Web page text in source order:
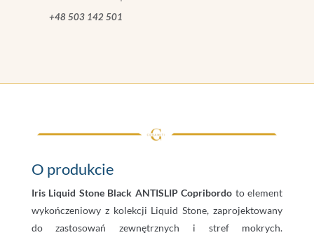
+48 503 142 501
O produkcie
Iris Liquid Stone Black ANTISLIP Copribordo to element
wykończeniowy z kolekcji Liquid Stone, zaprojektowany
do zastosowań zewnętrznych i stref mokrych.